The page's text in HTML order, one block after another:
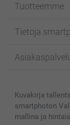
Tuotteemme
Kuvakortit
Kuvakirjat
Kännykkä &
MyNameBook
Tietoja
Affiliate ohjelma
Sivukartta
Ehdot/takuut
smartbonus
Hinnat &
Kuvakirja
smartphoton
mallina ja